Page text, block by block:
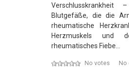
Blutgefäße, die die
rheumatische
Herzmuskels und
rheumatisches Fiebe…
No votes No